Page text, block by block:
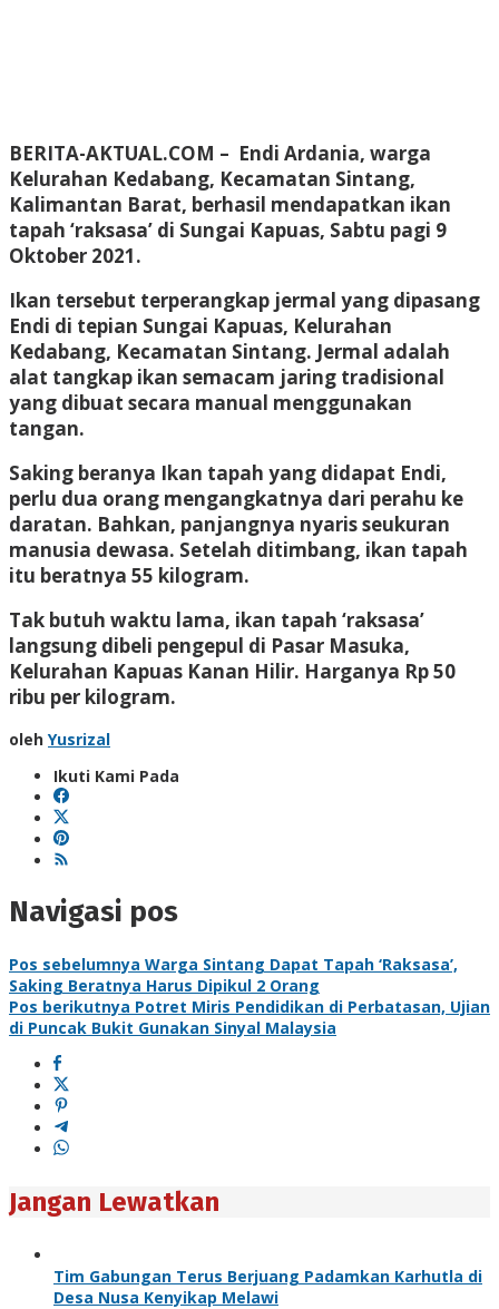
BERITA-AKTUAL.COM – Endi Ardania, warga
Kelurahan Kedabang, Kecamatan Sintang,
Kalimantan Barat, berhasil mendapatkan ikan
tapah ‘raksasa’ di Sungai Kapuas, Sabtu pagi 9
Oktober 2021.
Ikan tersebut terperangkap jermal yang dipasang
Endi di tepian Sungai Kapuas, Kelurahan
Kedabang, Kecamatan Sintang. Jermal adalah
alat tangkap ikan semacam jaring tradisional
yang dibuat secara manual menggunakan
tangan.
Saking beranya Ikan tapah yang didapat Endi,
perlu dua orang mengangkatnya dari perahu ke
daratan. Bahkan, panjangnya nyaris seukuran
manusia dewasa. Setelah ditimbang, ikan tapah
itu beratnya 55 kilogram.
Tak butuh waktu lama, ikan tapah ‘raksasa’
langsung dibeli pengepul di Pasar Masuka,
Kelurahan Kapuas Kanan Hilir. Harganya Rp 50
ribu per kilogram.
oleh Yusrizal
Ikuti Kami Pada
Navigasi pos
Pos sebelumnya Warga Sintang Dapat Tapah ‘Raksasa’,
Saking Beratnya Harus Dipikul 2 Orang
Pos berikutnya Potret Miris Pendidikan di Perbatasan, Ujian
di Puncak Bukit Gunakan Sinyal Malaysia
Jangan Lewatkan
Tim Gabungan Terus Berjuang Padamkan Karhutla di
Desa Nusa Kenyikap Melawi